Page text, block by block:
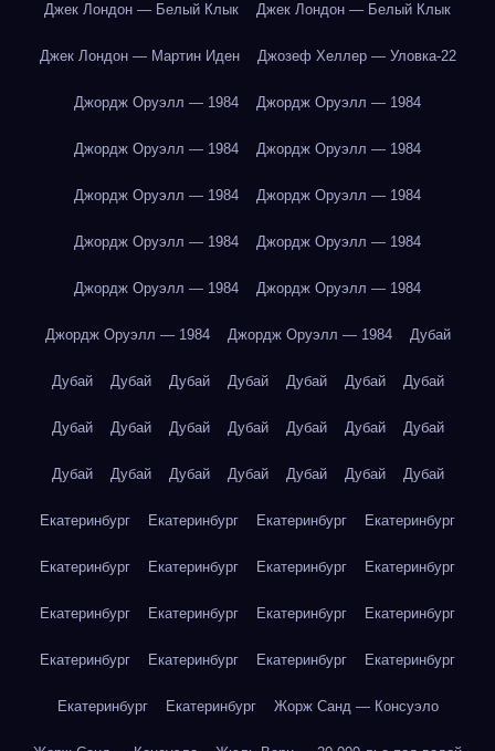
Джек Лондон — Белый Клык Джек Лондон — Белый Клык
Джек Лондон — Мартин Иден Джозеф Хеллер — Уловка-22
Джордж Оруэлл — 1984 Джордж Оруэлл — 1984
Джордж Оруэлл — 1984 Джордж Оруэлл — 1984
Джордж Оруэлл — 1984 Джордж Оруэлл — 1984
Джордж Оруэлл — 1984 Джордж Оруэлл — 1984
Джордж Оруэлл — 1984 Джордж Оруэлл — 1984
Джордж Оруэлл — 1984 Джордж Оруэлл — 1984 Дубай
Дубай Дубай Дубай Дубай Дубай Дубай Дубай
Дубай Дубай Дубай Дубай Дубай Дубай Дубай
Дубай Дубай Дубай Дубай Дубай Дубай Дубай
Екатеринбург Екатеринбург Екатеринбург Екатеринбург
Екатеринбург Екатеринбург Екатеринбург Екатеринбург
Екатеринбург Екатеринбург Екатеринбург Екатеринбург
Екатеринбург Екатеринбург Екатеринбург Екатеринбург
Екатеринбург Екатеринбург Жорж Санд — Консуэло